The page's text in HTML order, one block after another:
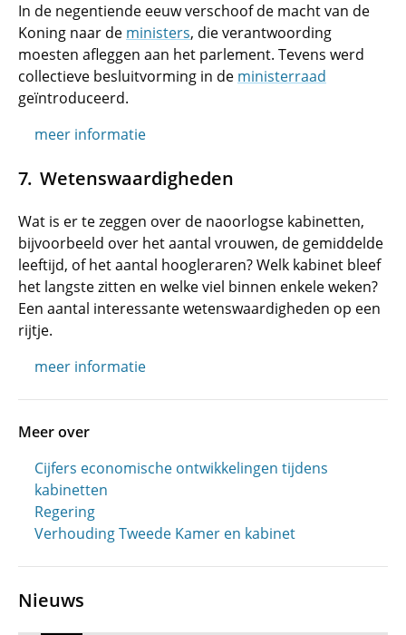
In de negentiende eeuw verschoof de macht van de
Koning naar de ministers, die verantwoording
moesten afleggen aan het parlement. Tevens werd
collectieve besluitvorming in de ministerraad
geïntroduceerd.
meer informatie
Wetenswaardigheden
Wat is er te zeggen over de naoorlogse kabinetten,
bijvoorbeeld over het aantal vrouwen, de gemiddelde
leeftijd, of het aantal hoogleraren? Welk kabinet bleef
het langste zitten en welke viel binnen enkele weken?
Een aantal interessante wetenswaardigheden op een
rijtje.
meer informatie
Meer over
Cijfers economische ontwikkelingen tijdens
kabinetten
Regering
Verhouding Tweede Kamer en kabinet
Nieuws